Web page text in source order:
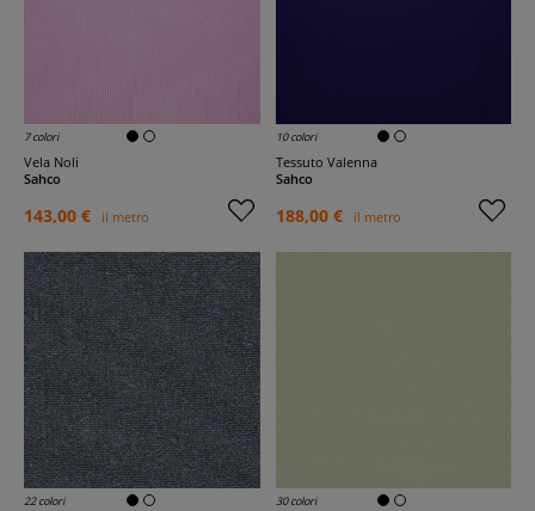
7 colori
Vela Noli
Sahco
143,00 € il metro
10 colori
Tessuto Valenna
Sahco
188,00 € il metro
22 colori 30 colori